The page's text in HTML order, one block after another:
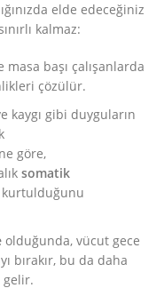
elde edeceğiniz
kalmaz:
masa başı çalışanlarda
çözülür.
kaygı gibi duyguların
göre,
somatik
kurtulduğunu
olduğunda, vücut gece
bırakır, bu da daha
gelir.